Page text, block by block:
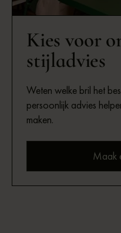
Kies voor
stijladvies
Weten welke bril het
persoonlijk advies
maken.
Maak